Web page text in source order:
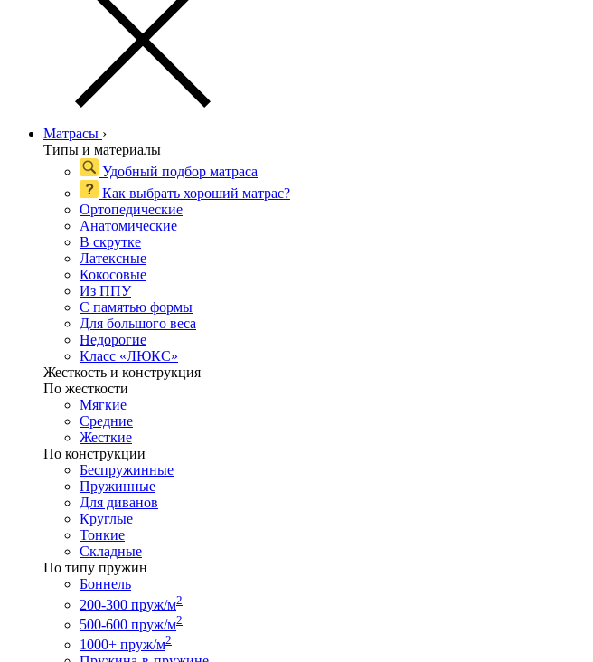
Матрасы ›
Типы и материалы
Удобный подбор матраса
Как выбрать хороший матрас?
Ортопедические
Анатомические
В скрутке
Латексные
Кокосовые
Из ППУ
С памятью формы
Для большого веса
Недорогие
Класс «ЛЮКС»
Жесткость и конструкция
По жесткости
Мягкие
Средние
Жесткие
По конструкции
Беспружинные
Пружинные
Для диванов
Круглые
Тонкие
Складные
По типу пружин
Боннель
200-300 пруж/м2
500-600 пруж/м2
1000+ пруж/м2